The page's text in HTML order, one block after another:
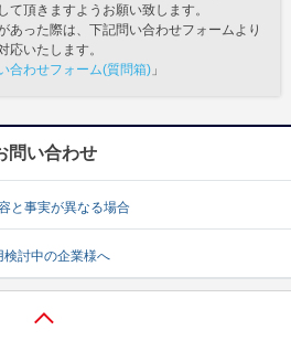
頂きますようお願い致します。
あった際は、下記問い合わせフォームより
応いたします。
合わせフォーム(質問箱) 」
問い合わせ
と事実が異なる場合
検討中の企業様へ